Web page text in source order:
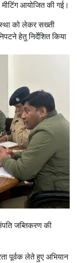
आयोजित की गई।
को लेकर सख्ती
हेतु निर्देशित किया
जब्तिकरण की
पूर्वक लेते हुए अभियान